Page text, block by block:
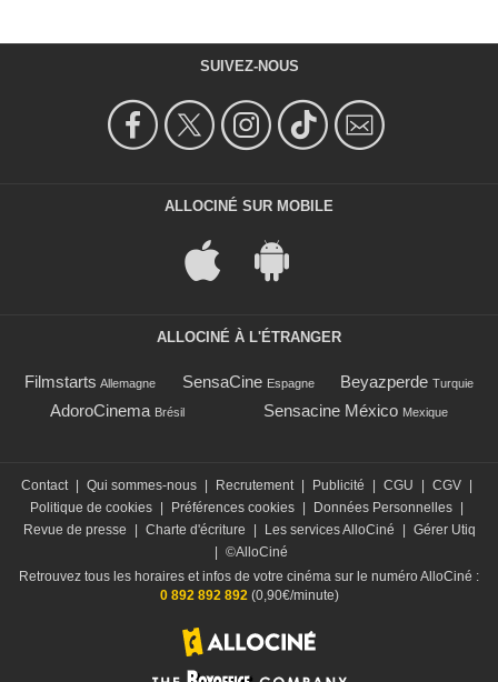
SUIVEZ-NOUS
ALLOCINÉ SUR MOBILE
ALLOCINÉ À L'ÉTRANGER
Filmstarts Allemagne SensaCine Espagne Beyazperde Turquie
AdoroCinema Brésil Sensacine México Mexique
Contact | Qui sommes-nous | Recrutement | Publicité | CGU | CGV |
Politique de cookies | Préférences cookies | Données Personnelles |
Revue de presse
| Charte d'écriture | Les services AlloCiné | Gérer Utiq
| ©AlloCiné
Retrouvez tous les horaires et infos de votre cinéma sur le numéro AlloCiné :
0 892 892 892(0,90€/minute)